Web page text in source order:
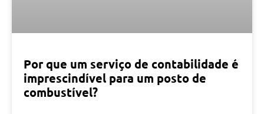
Por que um serviço de contabilidade é
imprescindível para um posto de
combustível?